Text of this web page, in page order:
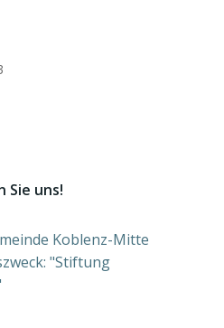
Sie uns!
Koblenz-Mitte
"Stiftung